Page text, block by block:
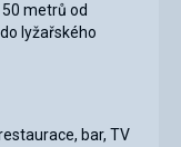
metrů od
lyžařského
bar, TV